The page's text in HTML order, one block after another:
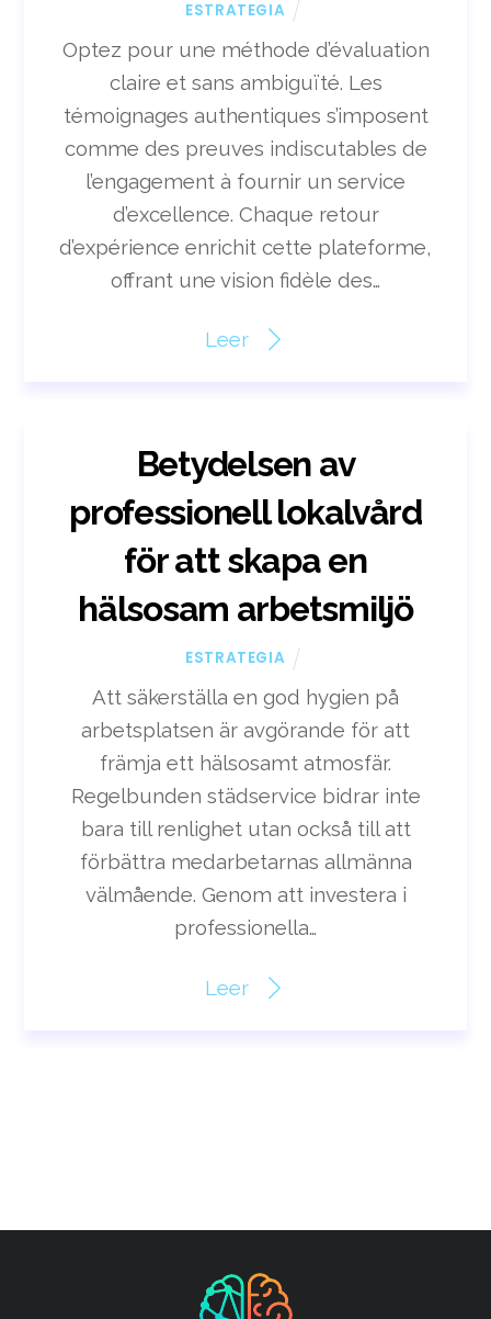
ESTRATEGIA
Optez pour une méthode d’évaluation
claire et sans ambiguïté. Les
témoignages authentiques s’imposent
comme des preuves indiscutables de
l’engagement à fournir un service
d’excellence. Chaque retour
d’expérience enrichit cette plateforme,
offrant une vision fidèle des…
Leer
Betydelsen av
professionell lokalvård
för att skapa en
hälsosam arbetsmiljö
ESTRATEGIA
Att säkerställa en god hygien på
arbetsplatsen är avgörande för att
främja ett hälsosamt atmosfär.
Regelbunden städservice bidrar inte
bara till renlighet utan också till att
förbättra medarbetarnas allmänna
välmående. Genom att investera i
professionella…
Leer